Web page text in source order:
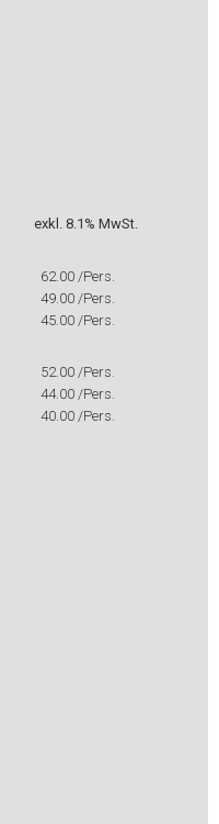
exkl. 8.1% MwSt.
62.00 /Pers.
49.00 /Pers.
45.00 /Pers.
52.00 /Pers.
44.00 /Pers.
40.00 /Pers.